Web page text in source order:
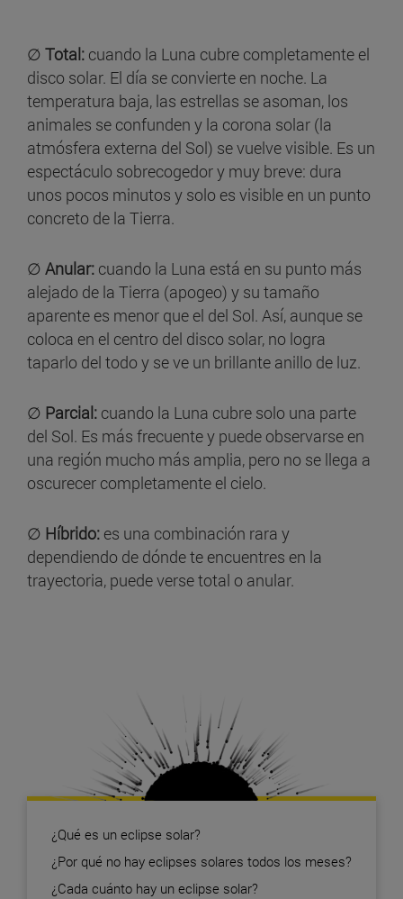
∅ Total: cuando la Luna cubre completamente el
disco solar. El día se convierte en noche. La
temperatura baja, las estrellas se asoman, los
animales se confunden y la corona solar (la
atmósfera externa del Sol) se vuelve visible. Es un
espectáculo sobrecogedor y muy breve: dura
unos pocos minutos y solo es visible en un punto
concreto de la Tierra.
∅ Anular: cuando la Luna está en su punto más
alejado de la Tierra (apogeo) y su tamaño
aparente es menor que el del Sol. Así, aunque se
coloca en el centro del disco solar, no logra
taparlo del todo y se ve un brillante anillo de luz.
∅ Parcial: cuando la Luna cubre solo una parte
del Sol. Es más frecuente y puede observarse en
una región mucho más amplia, pero no se llega a
oscurecer completamente el cielo.
∅ Híbrido: es una combinación rara y
dependiendo de dónde te encuentres en la
trayectoria, puede verse total o anular.
¿Qué es un eclipse solar?
¿Por qué no hay eclipses solares todos los meses?
¿Cada cuánto hay un eclipse solar?